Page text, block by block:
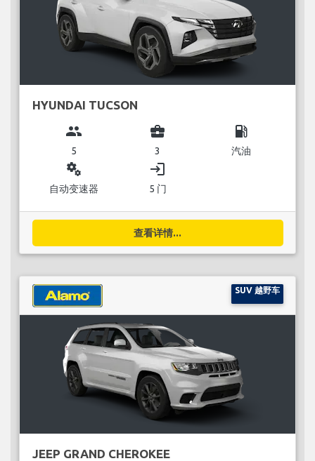
HYUNDAI TUCSON
group
5
business_center
3
local_gas_station
汽油
miscellaneous_services
自动变速器
login
5 门
查看详情...
SUV 越野车
JEEP GRAND CHEROKEE